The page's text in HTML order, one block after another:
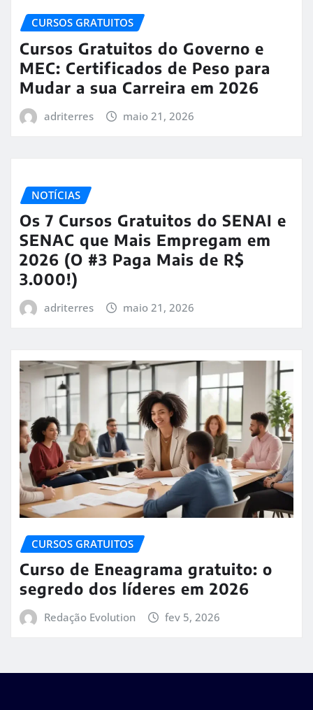
CURSOS GRATUITOS
Cursos Gratuitos do Governo e
MEC: Certificados de Peso para
Mudar a sua Carreira em 2026
adriterres maio 21, 2026
NOTÍCIAS
Os 7 Cursos Gratuitos do SENAI e
SENAC que Mais Empregam em
2026 (O #3 Paga Mais de R$
3.000!)
adriterres maio 21, 2026
CURSOS GRATUITOS
Curso de Eneagrama gratuito: o
segredo dos líderes em 2026
Redação Evolution fev 5, 2026